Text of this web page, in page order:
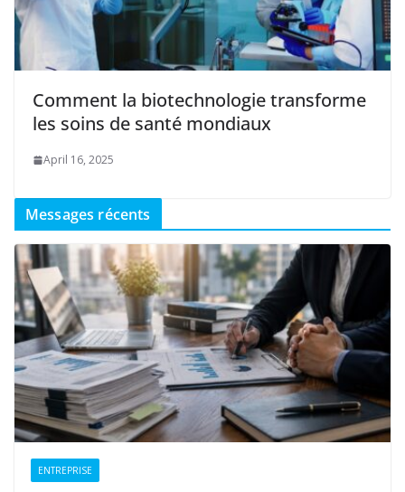
Comment la biotechnologie transforme
les soins de santé mondiaux
April 16, 2025
Messages récents
ENTREPRISE